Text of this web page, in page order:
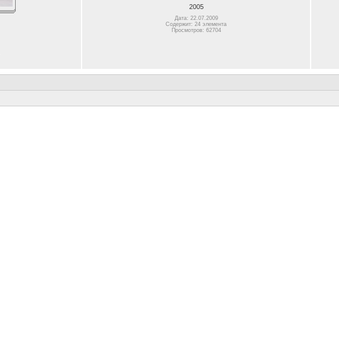
2005
Дата: 22.07.2009
Содержит: 24 элемента
Просмотров: 62704